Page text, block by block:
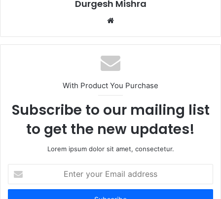
Durgesh Mishra
Website
With Product You Purchase
Subscribe to our mailing list
to get the new updates!
Lorem ipsum dolor sit amet, consectetur.
your
Email